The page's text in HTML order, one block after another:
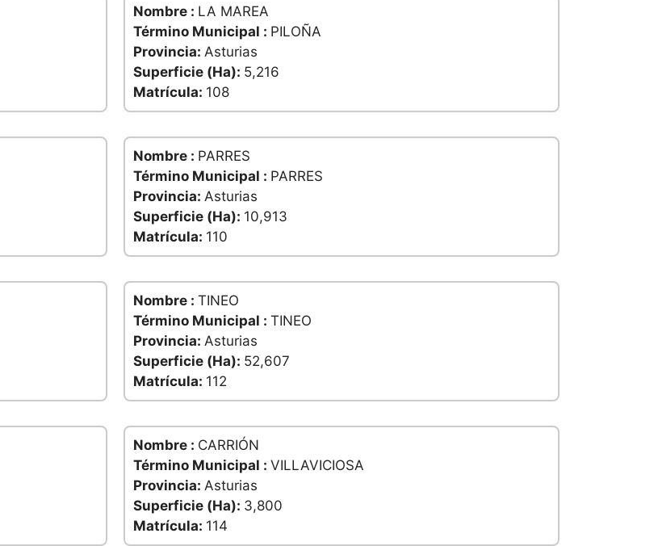
Nombre : LA MAREA
Término Municipal : PILOÑA
Provincia: Asturias
Superficie (Ha): 5,216
Matrícula: 108
Nombre : PARRES
Término Municipal : PARRES
Provincia: Asturias
Superficie (Ha): 10,913
Matrícula: 110
Nombre : TINEO
Término Municipal : TINEO
Provincia: Asturias
Superficie (Ha): 52,607
Matrícula: 112
Nombre : CARRIÓN
Término Municipal : VILLAVICIOSA
Provincia: Asturias
Superficie (Ha): 3,800
Matrícula: 114